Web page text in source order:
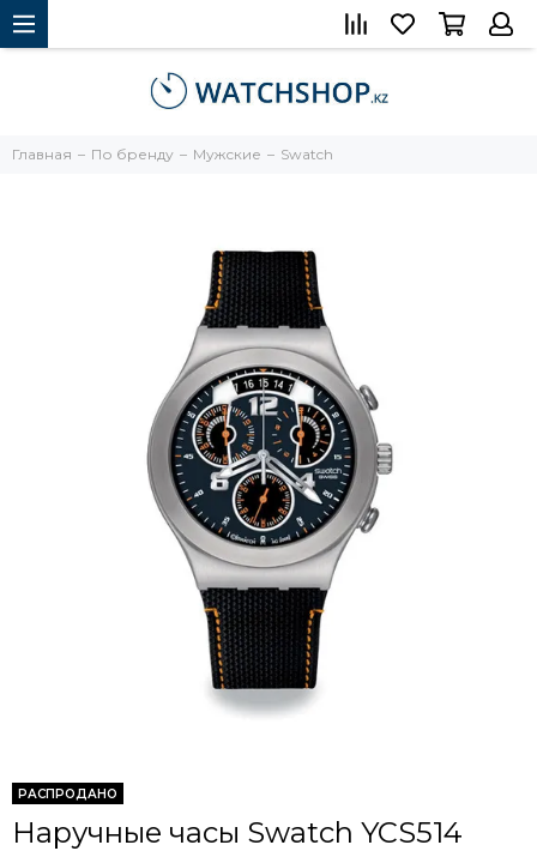
Главная По бренду Мужские Swatch
РАСПРОДАНО
Наручные часы Swatch YCS514